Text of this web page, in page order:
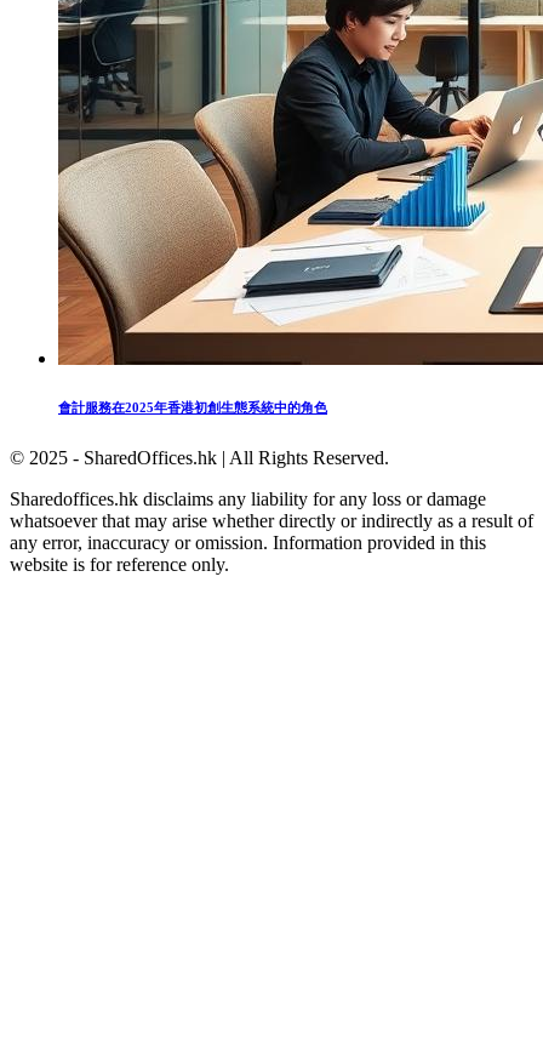
會計服務在2025年香港初創生態系統中的角色
© 2025 - SharedOffices.hk | All Rights Reserved.
Sharedoffices.hk disclaims any liability for any loss or damage
whatsoever that may arise whether directly or indirectly as a result of
any error, inaccuracy or omission. Information provided in this
website is for reference only.